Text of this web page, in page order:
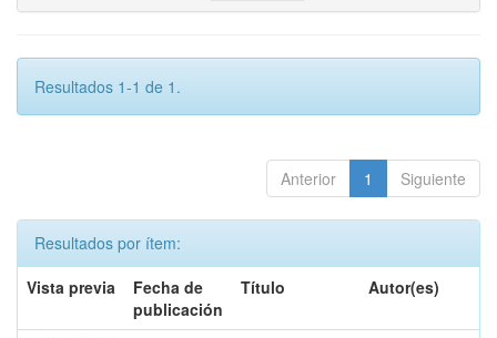
Resultados 1-1 de 1.
Anterior 1 Siguiente
Resultados por ítem:
Vista previa
Fecha de
publicación
Título Autor(es)